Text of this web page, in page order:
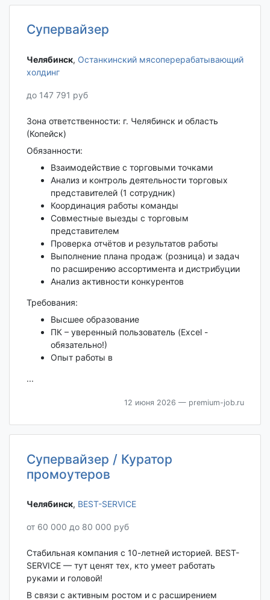
Супервайзер
Челябинск‎, Останкинский мясоперерабатывающий
холдинг
до 147 791 руб
Зона ответственности: г. Челябинск и область
(Копейск)
Обязанности:
Взаимодействие с торговыми точками
Анализ и контроль деятельности торговых
представителей (1 сотрудник)
Координация работы команды
Совместные выезды с торговым
представителем
Проверка отчётов и результатов работы
Выполнение плана продаж (розница) и задач
по расширению ассортимента и дистрибуции
Анализ активности конкурентов
Требования:
Высшее образование
ПК – уверенный пользователь (Excel -
обязательно!)
Опыт работы в
...
12 июня 2026 — premium-job.ru
Супервайзер / Куратор
промоутеров
Челябинск‎, BEST-SERVICE
от 60 000 до 80 000 руб
Стабильная компания с 10-летней историей. BEST-
SERVICE — тут ценят тех, кто умеет работать
руками и головой!
В связи с активным ростом и с расширением